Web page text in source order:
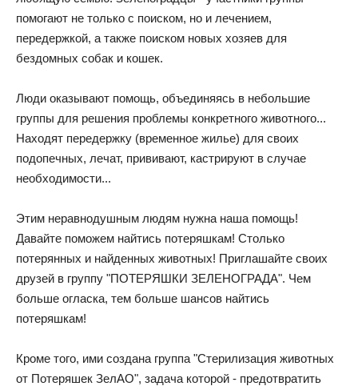
помогают не только с поиском, но и лечением,
передержкой, а также поиском новых хозяев для
бездомных собак и кошек.
Люди оказывают помощь, объединяясь в небольшие
группы для решения проблемы конкретного животного...
Находят передержку (временное жилье) для своих
подопечных, лечат, прививают, кастрируют в случае
необходимости...
Этим неравнодушным людям нужна наша помощь!
Давайте поможем найтись потеряшкам! Столько
потерянных и найденных животных! Приглашайте своих
друзей в группу "ПОТЕРЯШКИ ЗЕЛЕНОГРАДА". Чем
больше огласка, тем больше шансов найтись
потеряшкам!
Кроме того, ими создана группа "Стерилизация животных
от Потеряшек ЗелАО", задача которой - предотвратить